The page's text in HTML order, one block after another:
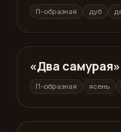
П-образная дуб
П-образная
«Два самурая»
П-образная ясень